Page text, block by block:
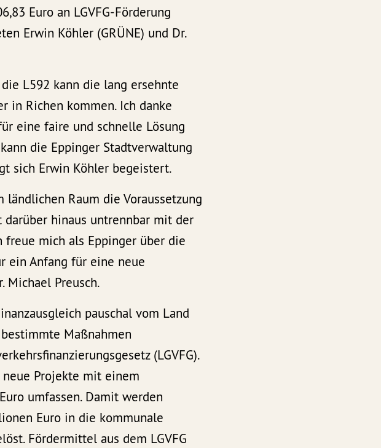
Euro an LGVFG-Förderung
Erwin Köhler (GRÜNE) und Dr.
L592 kann die lang ersehnte
in Richen kommen. Ich danke
eine faire und schnelle Lösung
die Eppinger Stadtverwaltung
sich Erwin Köhler begeistert.
Raum die Voraussetzung
hinaus untrennbar mit der
freue mich als Eppinger über die
ein Anfang für eine neue
Michael Preusch.
pauschal vom Land
Maßnahmen
(LGVFG).
Projekte mit einem
umfassen. Damit werden
Euro in die kommunale
Fördermittel aus dem LGVFG